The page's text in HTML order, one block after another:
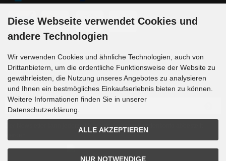
Newsletter-Anmeldung
E-Mail-Adresse:
Der Newsletter kann jederzeit hier oder in Ihrem Kundenkonto abbestellt
Diese Webseite verwendet Cookies und
andere Technologien
Wir verwenden Cookies und ähnliche Technologien, auch von
Drittanbietern, um die ordentliche Funktionsweise der Website zu
gewährleisten, die Nutzung unseres Angebotes zu analysieren
und Ihnen ein bestmögliches Einkaufserlebnis bieten zu können.
Weitere Informationen finden Sie in unserer
Datenschutzerklärung.
ALLE AKZEPTIEREN
NUR NOTWENDIGE